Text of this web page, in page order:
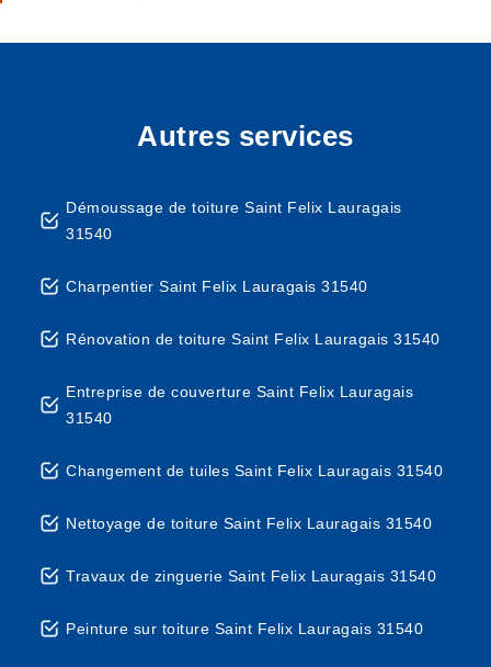
Autres services
Démoussage de toiture Saint Felix Lauragais
31540
Charpentier Saint Felix Lauragais 31540
Rénovation de toiture Saint Felix Lauragais 31540
Entreprise de couverture Saint Felix Lauragais
31540
Changement de tuiles Saint Felix Lauragais 31540
Nettoyage de toiture Saint Felix Lauragais 31540
Travaux de zinguerie Saint Felix Lauragais 31540
Peinture sur toiture Saint Felix Lauragais 31540